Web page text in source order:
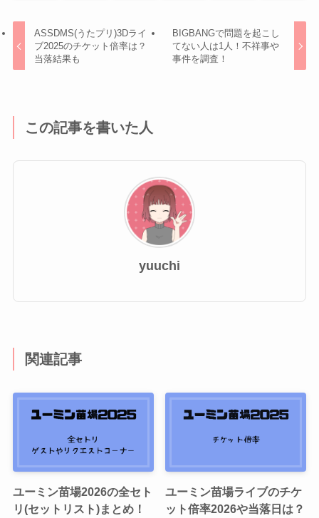
ASSDMS(うたプリ)3Dライ
ブ2025のチケット倍率は？
当落結果も
BIGBANGで問題を起こし
てない人は1人！不祥事や
事件を調査！
この記事を書いた人
yuuchi
関連記事
ユーミン苗場2026の全セト
リ(セットリスト)まとめ！
ユーミン苗場ライブのチケ
ット倍率2026や当落日は？